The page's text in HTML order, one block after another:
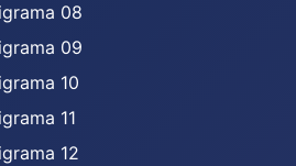
08
09
10
11
12